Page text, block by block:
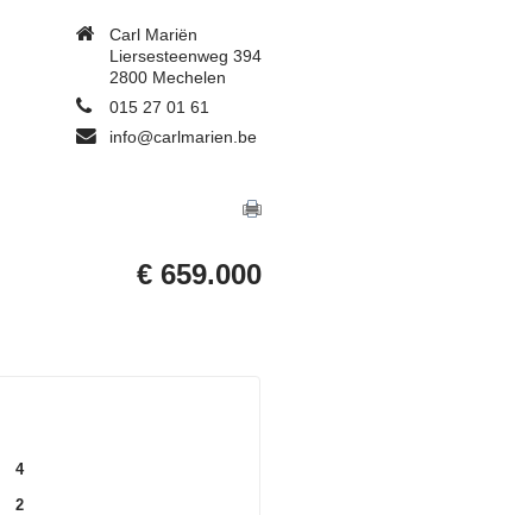
Carl Mariën
Liersesteenweg 394
2800 Mechelen
015 27 01 61
info@carlmarien.be
€ 659.000
4
2